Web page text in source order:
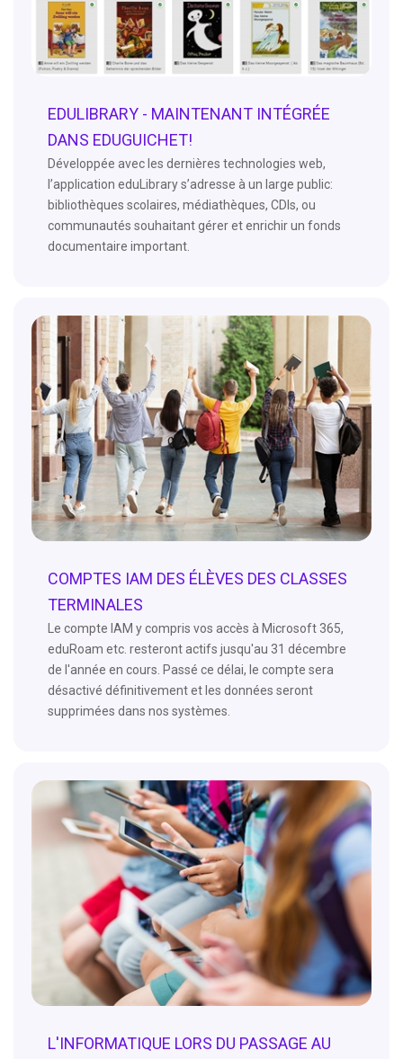
EDULIBRARY - MAINTENANT INTÉGRÉE
DANS EDUGUICHET!
Développée avec les dernières technologies web,
l’application eduLibrary s’adresse à un large public:
bibliothèques scolaires, médiathèques, CDIs, ou
communautés souhaitant gérer et enrichir un fonds
documentaire important.
COMPTES IAM DES ÉLÈVES DES CLASSES
TERMINALES
Le compte IAM y compris vos accès à Microsoft 365,
eduRoam etc. resteront actifs jusqu'au 31 décembre
de l'année en cours. Passé ce délai, le compte sera
désactivé définitivement et les données seront
supprimées dans nos systèmes.
L'INFORMATIQUE LORS DU PASSAGE AU